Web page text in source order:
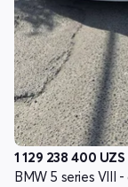
1 129 238 400 UZS